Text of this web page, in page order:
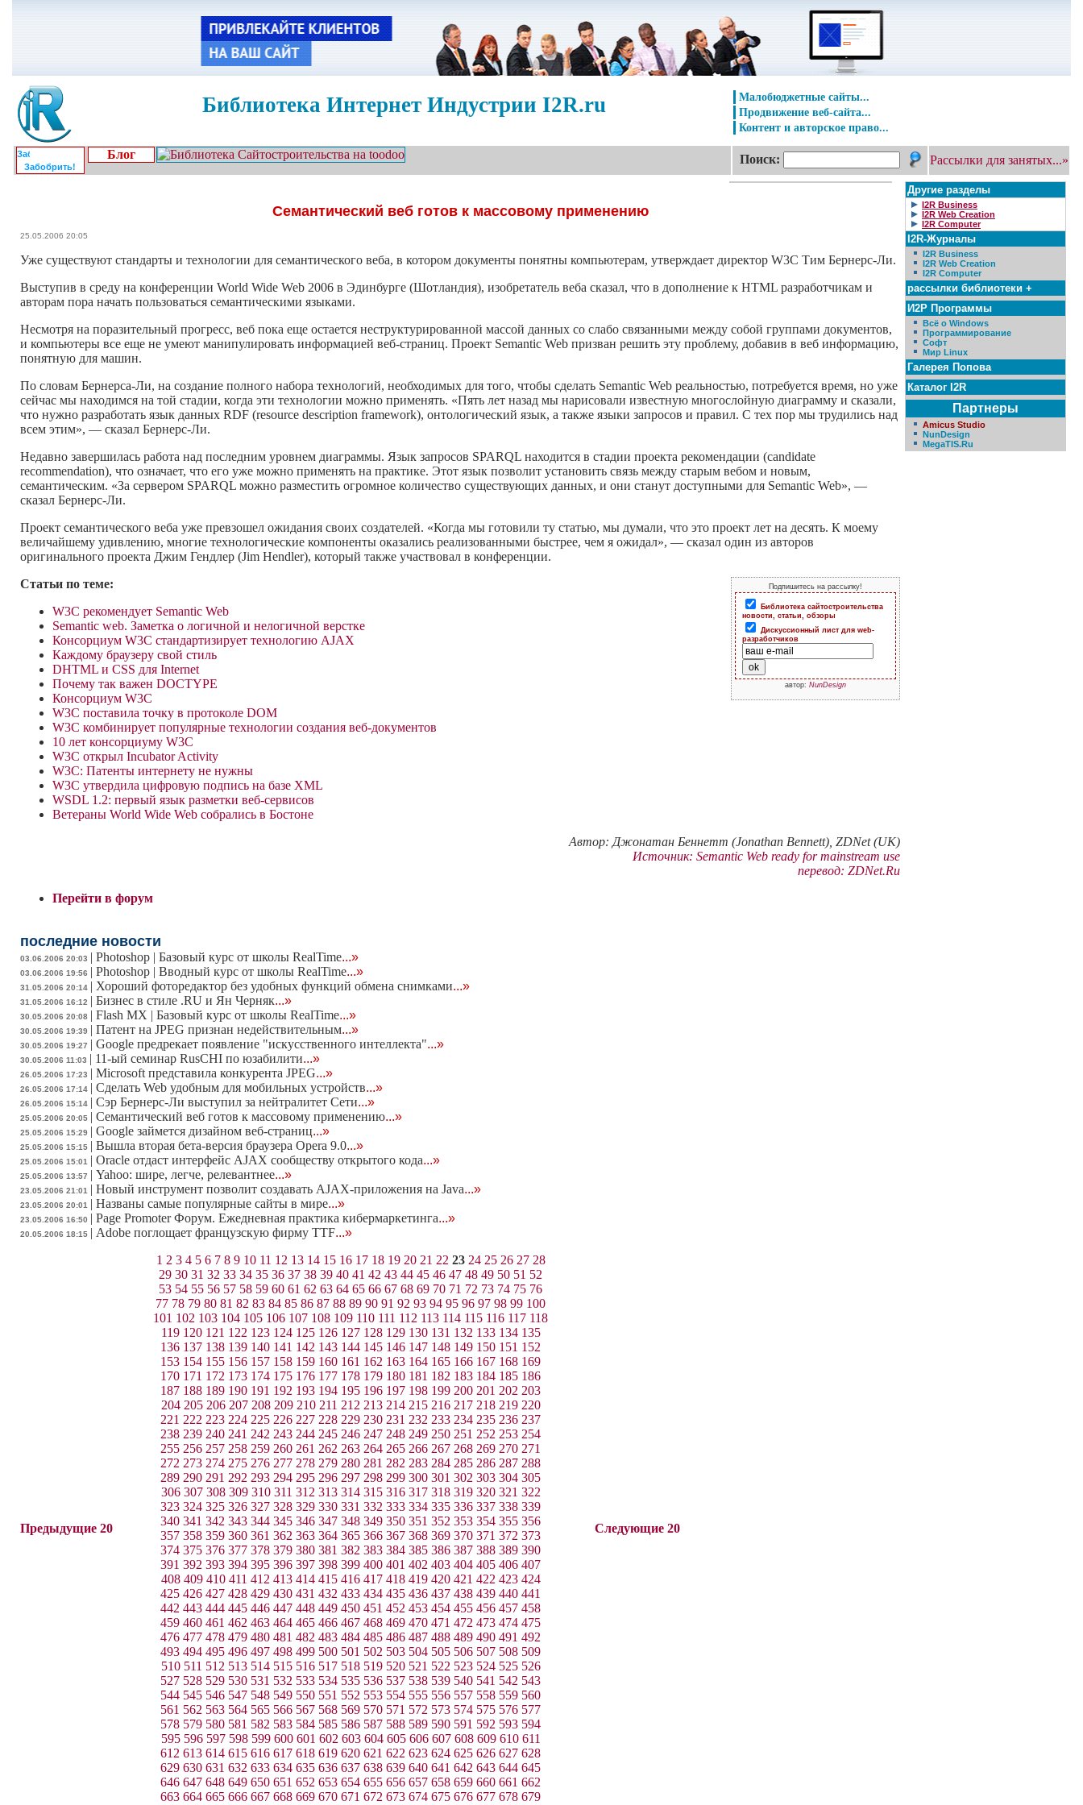
Библиотека Интернет Индустрии I2R.ru
Малобюджетные сайты...
Продвижение веб-сайта...
Контент и авторское право...
Забобрить!
Блог Поиск: Рассылки для занятых...»
Семантический веб готов к массовому применению
25.05.2006 20:05
Уже существуют стандарты и технологии для семантического веба, в котором документы понятны компьютерам, утверждает директор W3C Тим Бернерс-Ли.
Выступив в среду на конференции World Wide Web 2006 в Эдинбурге (Шотландия), изобретатель веба сказал, что в дополнение к HTML разработчикам и
авторам пора начать пользоваться семантическими языками.
Несмотря на поразительный прогресс, веб пока еще остается неструктурированной массой данных со слабо связанными между собой группами документов,
и компьютеры все еще не умеют манипулировать информацией веб-страниц. Проект Semantic Web призван решить эту проблему, добавив в веб информацию,
понятную для машин.
По словам Бернерса-Ли, на создание полного набора технологий, необходимых для того, чтобы сделать Semantic Web реальностью, потребуется время, но уже
сейчас мы находимся на той стадии, когда эти технологии можно применять. «Пять лет назад мы нарисовали известную многослойную диаграмму и сказали,
что нужно разработать язык данных RDF (resource description framework), онтологический язык, а также языки запросов и правил. С тех пор мы трудились над
всем этим», — сказал Бернерс-Ли.
Недавно завершилась работа над последним уровнем диаграммы. Язык запросов SPARQL находится в стадии проекта рекомендации (candidate
recommendation), что означает, что его уже можно применять на практике. Этот язык позволит установить связь между старым вебом и новым,
семантическим. «За сервером SPARQL можно разместить огромное количество существующих данных, и они станут доступными для Semantic Web», —
сказал Бернерс-Ли.
Проект семантического веба уже превзошел ожидания своих создателей. «Когда мы готовили ту статью, мы думали, что это проект лет на десять. К моему
величайшему удивлению, многие технологические компоненты оказались реализованными быстрее, чем я ожидал», — сказал один из авторов
оригинального проекта Джим Гендлер (Jim Hendler), который также участвовал в конференции.
Подпишитесь на рассылку!
Библиотека сайтостроительства
новости, статьи, обзоры
Дискуссионный лист для web-
разработчиков
автор: NunDesign
Статьи по теме:
W3C рекомендует Semantic Web
Semantic web. Заметка о логичной и нелогичной верстке
Консорциум W3C стандартизирует технологию AJAX
Каждому браузеру свой стиль
DHTML и CSS для Internet
Почему так важен DOCTYPE
Консорциум W3C
W3C поставила точку в протоколе DOM
W3C комбинирует популярные технологии создания веб-документов
10 лет консорциуму W3C
W3C открыл Incubator Activity
W3C: Патенты интернету не нужны
W3C утвердила цифровую подпись на базе XML
WSDL 1.2: первый язык разметки веб-сервисов
Ветераны World Wide Web собрались в Бостоне
Автор: Джонатан Беннетт (Jonathan Bennett), ZDNet (UK)
Источник: Semantic Web ready for mainstream use
перевод: ZDNet.Ru
Перейти в форум
последние новости
03.06.2006 20:03 | Photoshop | Базовый курс от школы RealTime...»
03.06.2006 19:56 | Photoshop | Вводный курс от школы RealTime...»
31.05.2006 20:14 | Хороший фоторедактор без удобных функций обмена снимками...»
31.05.2006 16:12 | Бизнес в стиле .RU и Ян Черняк...»
30.05.2006 20:08 | Flash MX | Базовый курс от школы RealTime...»
30.05.2006 19:39 | Патент на JPEG признан недействительным...»
30.05.2006 19:27 | Google предрекает появление "искусственного интеллекта"...»
30.05.2006 11:03 | 11-ый семинар RusCHI по юзабилити...»
26.05.2006 17:23 | Microsoft представила конкурента JPEG...»
26.05.2006 17:14 | Сделать Web удобным для мобильных устройств...»
26.05.2006 15:14 | Сэр Бернерс-Ли выступил за нейтралитет Сети...»
25.05.2006 20:05 | Семантический веб готов к массовому применению...»
25.05.2006 15:29 | Google займется дизайном веб-страниц...»
25.05.2006 15:15 | Вышла вторая бета-версия браузера Opera 9.0...»
25.05.2006 15:01 | Oracle отдаст интерфейс AJAX сообществу открытого кода...»
25.05.2006 13:57 | Yahoo: шире, легче, релевантнее...»
23.05.2006 21:01 | Новый инструмент позволит создавать AJAX-приложения на Java...»
23.05.2006 20:01 | Названы самые популярные сайты в мире...»
23.05.2006 16:50 | Page Promoter Форум. Ежедневная практика кибермаркетинга...»
20.05.2006 18:15 | Adobe поглощает французскую фирму TTF...»
Предыдущие 20
1 2 3 4 5 6 7 8 9 10 11 12 13 14 15 16 17 18 19 20 21 22 23 24 25 26 27 28
29 30 31 32 33 34 35 36 37 38 39 40 41 42 43 44 45 46 47 48 49 50 51 52
53 54 55 56 57 58 59 60 61 62 63 64 65 66 67 68 69 70 71 72 73 74 75 76
77 78 79 80 81 82 83 84 85 86 87 88 89 90 91 92 93 94 95 96 97 98 99 100
101 102 103 104 105 106 107 108 109 110 111 112 113 114 115 116 117 118
119 120 121 122 123 124 125 126 127 128 129 130 131 132 133 134 135
136 137 138 139 140 141 142 143 144 145 146 147 148 149 150 151 152
153 154 155 156 157 158 159 160 161 162 163 164 165 166 167 168 169
170 171 172 173 174 175 176 177 178 179 180 181 182 183 184 185 186
187 188 189 190 191 192 193 194 195 196 197 198 199 200 201 202 203
204 205 206 207 208 209 210 211 212 213 214 215 216 217 218 219 220
221 222 223 224 225 226 227 228 229 230 231 232 233 234 235 236 237
238 239 240 241 242 243 244 245 246 247 248 249 250 251 252 253 254
255 256 257 258 259 260 261 262 263 264 265 266 267 268 269 270 271
272 273 274 275 276 277 278 279 280 281 282 283 284 285 286 287 288
289 290 291 292 293 294 295 296 297 298 299 300 301 302 303 304 305
306 307 308 309 310 311 312 313 314 315 316 317 318 319 320 321 322
323 324 325 326 327 328 329 330 331 332 333 334 335 336 337 338 339
340 341 342 343 344 345 346 347 348 349 350 351 352 353 354 355 356
357 358 359 360 361 362 363 364 365 366 367 368 369 370 371 372 373
374 375 376 377 378 379 380 381 382 383 384 385 386 387 388 389 390
391 392 393 394 395 396 397 398 399 400 401 402 403 404 405 406 407
408 409 410 411 412 413 414 415 416 417 418 419 420 421 422 423 424
425 426 427 428 429 430 431 432 433 434 435 436 437 438 439 440 441
442 443 444 445 446 447 448 449 450 451 452 453 454 455 456 457 458
459 460 461 462 463 464 465 466 467 468 469 470 471 472 473 474 475
476 477 478 479 480 481 482 483 484 485 486 487 488 489 490 491 492
493 494 495 496 497 498 499 500 501 502 503 504 505 506 507 508 509
510 511 512 513 514 515 516 517 518 519 520 521 522 523 524 525 526
527 528 529 530 531 532 533 534 535 536 537 538 539 540 541 542 543
544 545 546 547 548 549 550 551 552 553 554 555 556 557 558 559 560
561 562 563 564 565 566 567 568 569 570 571 572 573 574 575 576 577
578 579 580 581 582 583 584 585 586 587 588 589 590 591 592 593 594
595 596 597 598 599 600 601 602 603 604 605 606 607 608 609 610 611
612 613 614 615 616 617 618 619 620 621 622 623 624 625 626 627 628
629 630 631 632 633 634 635 636 637 638 639 640 641 642 643 644 645
646 647 648 649 650 651 652 653 654 655 656 657 658 659 660 661 662
663 664 665 666 667 668 669 670 671 672 673 674 675 676 677 678 679
Следующие 20
Другие разделы
I2R Business
I2R Web Creation
I2R Computer
I2R-Журналы
I2R Business
I2R Web Creation
I2R Computer
рассылки библиотеки +
И2Р Программы
Всё о Windows
Программирование
Софт
Мир Linux
Галерея Попова
Каталог I2R
Партнеры
Amicus Studio
NunDesign
MegaTIS.Ru